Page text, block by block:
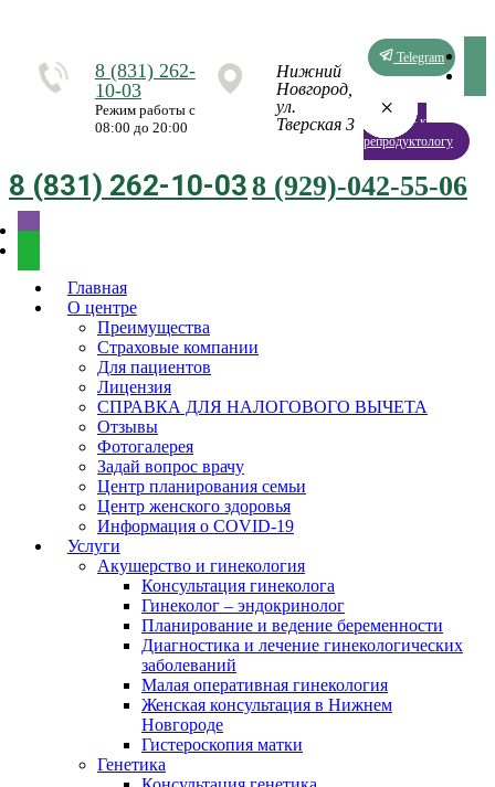
8 (831) 262-
10-03
Режим работы с
08:00 до 20:00
Нижний
Новгород,
ул.
Тверская 3
Telegram
Запись к
репродуктологу
8 (831) 262-10-038 (929)-042-55-06
Главная
О центре
Преимущества
Страховые компании
Для пациентов
Лицензия
СПРАВКА ДЛЯ НАЛОГОВОГО ВЫЧЕТА
Отзывы
Фотогалерея
Задай вопрос врачу
Центр планирования семьи
Центр женского здоровья
Информация о COVID-19
Услуги
Акушерство и гинекология
Консультация гинеколога
Гинеколог – эндокринолог
Планирование и ведение беременности
Диагностика и лечение гинекологических
заболеваний
Малая оперативная гинекология
Женская консультация в Нижнем
Новгороде
Гистероскопия матки
Генетика
×
×
×
×
×
×
×
×